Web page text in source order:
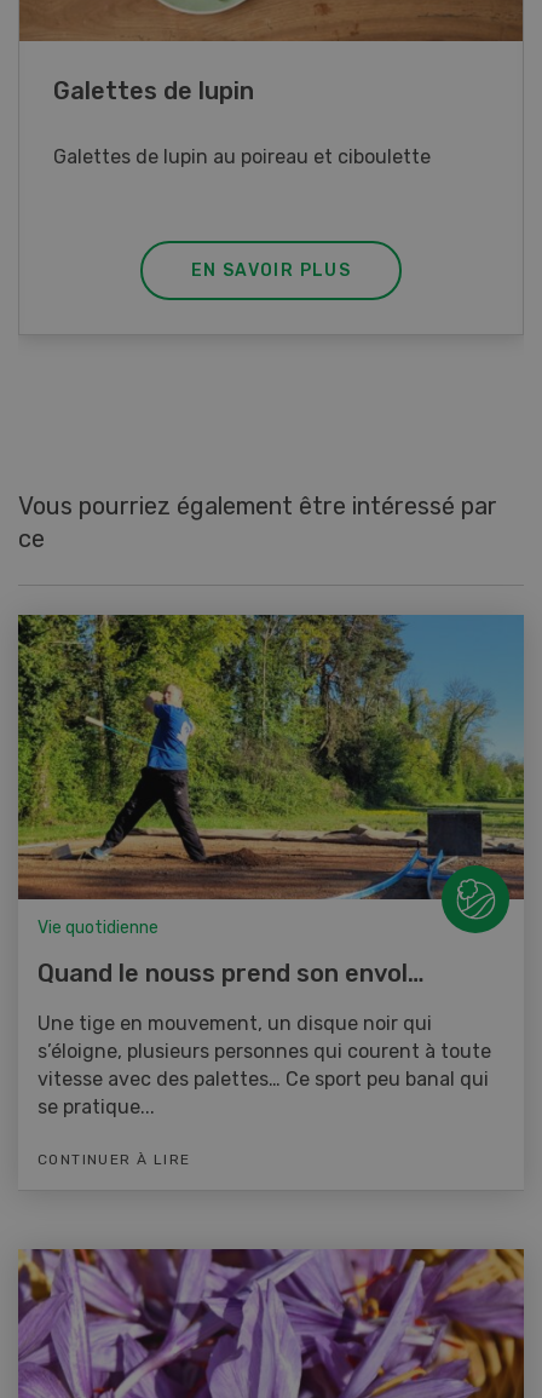
Rouleaux de printemps
Rouleaux de printemps aux poulet
EN SAVOIR PLUS
Vous pourriez également être intéressé par
ce
Vie quotidienne
Quand le nouss prend son envol…
Une tige en mouvement, un disque noir qui
s’éloigne, plusieurs personnes qui courent à toute
vitesse avec des palettes… Ce sport peu banal qui
se pratique...
CONTINUER À LIRE